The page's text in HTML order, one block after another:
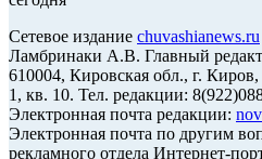
Сетевое издание chuvashianews.ru
Ламбринаки А.В. Главный
610004, Кировская обл., г.
1, кв. 10. Тел. редакции:
Электронная почта редакции:
Электронная почта по другим
рекламного отдела Интернет-